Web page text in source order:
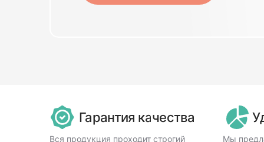
Гарантия качества
Вся продукция проходит строгий Мы